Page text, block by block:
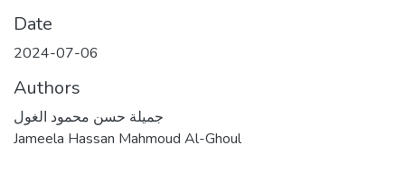
Date
2024-07-06
Authors
جميلة حسن محمود الغول
Jameela Hassan Mahmoud Al-Ghoul